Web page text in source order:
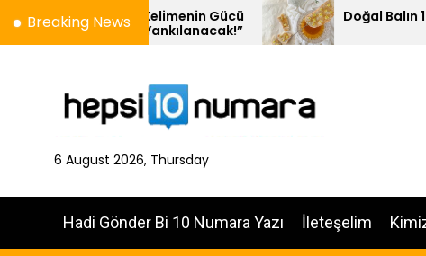
Breaking News
– Kelimenin Gücü
Yankılanacak!”
Doğal Balın 10 Özelliği
6 August 2026, Thursday
Hadi Gönder Bi 10 Numara Yazı İleteşelim